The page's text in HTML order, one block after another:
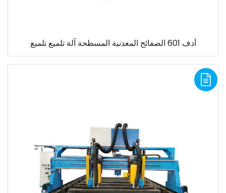
أدف 601 الصفائح المعدنية المسطحة آلة تلميع تلميع